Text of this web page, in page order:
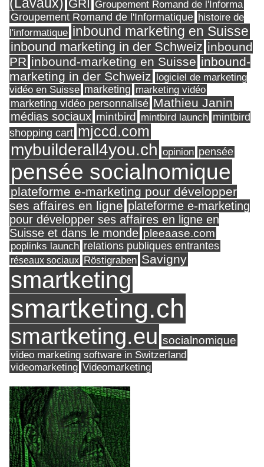
GRI Groupement Romand de l'Informa
Groupement Romand de l'Informatique histoire de
l'informatique inbound marketing en Suisse
inbound marketing in der Schweiz inbound
PR inbound-marketing en Suisse inbound-
marketing in der Schweiz logiciel de marketing
vidéo en Suisse marketing marketing vidéo
marketing vidéo personnalisé Mathieu Janin
médias sociaux mintbird mintbird launch mintbird
shopping cart mjccd.com
mybuilderall4you.ch opinion pensée
pensée socialnomique
plateforme e-marketing pour développer
ses affaires en ligne plateforme e-marketing
pour développer ses affaires en ligne en
Suisse et dans le monde pleeaase.com
poplinks launch relations publiques entrantes
réseaux sociaux Röstigraben Savigny
smartketing
smartketing.ch
smartketing.eu socialnomique
video marketing software in Switzerland
videomarketing Videomarketing